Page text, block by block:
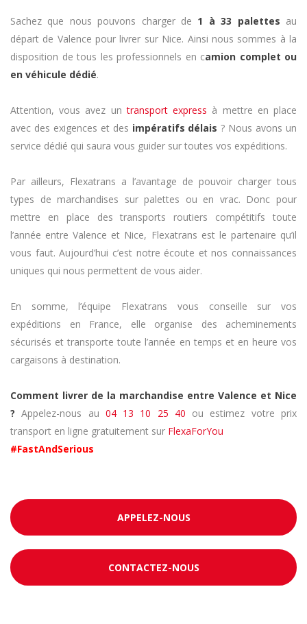
Sachez que nous pouvons charger de 1 à 33 palettes au
départ de Valence pour livrer sur Nice. Ainsi nous sommes à la
disposition de tous les professionnels en camion complet ou
en véhicule dédié.
Attention, vous avez untransport express à mettre en place
avec des exigences et des impératifs délais ? Nous avons un
service dédié qui saura vous guider sur toutes vos expéditions.
Par ailleurs, Flexatrans a l’avantage de pouvoir charger tous
types de marchandises sur palettes ou en vrac. Donc pour
mettre en place des transports routiers compétitifs toute
l’année entre Valence et Nice, Flexatrans est le partenaire qu’il
vous faut. Aujourd’hui c’est notre écoute et nos connaissances
uniques qui nous permettent de vous aider.
En somme, l’équipe Flexatrans vous conseille sur vos
expéditions en France, elle organise des acheminements
sécurisés et transporte toute l’année en temps et en heure vos
cargaisons à destination.
Comment livrer de la marchandise entre Valence et Nice
? Appelez-nous au 04 13 10 25 40 ou estimez votre prix
transport en ligne gratuitement sur FlexaForYou
#FastAndSerious
APPELEZ-NOUS
CONTACTEZ-NOUS